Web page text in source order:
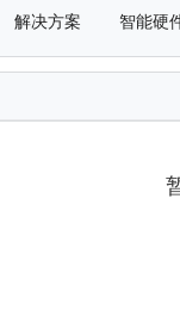
解决方案 智能硬